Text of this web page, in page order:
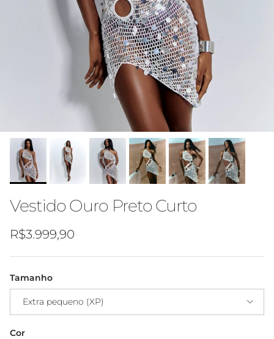
Vestido Ouro Preto Curto
Preço normal
R$3.999,90
Tamanho
Extra pequeno (XP)
Cor